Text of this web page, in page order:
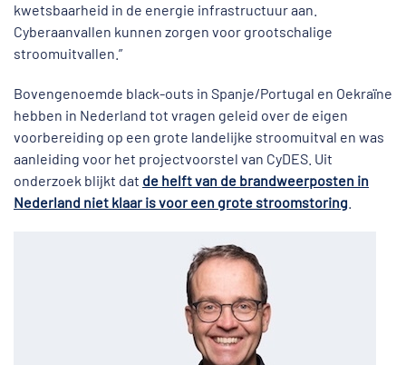
kwetsbaarheid in de energie infrastructuur aan.
Cyberaanvallen kunnen zorgen voor grootschalige
stroomuitvallen.”
Bovengenoemde black-outs in Spanje/Portugal en Oekraïne
hebben in Nederland tot vragen geleid over de eigen
voorbereiding op een grote landelijke stroomuitval en was
aanleiding voor het projectvoorstel van CyDES. Uit
onderzoek blijkt dat de helft van de brandweerposten in
Nederland niet klaar is voor een grote stroomstoring